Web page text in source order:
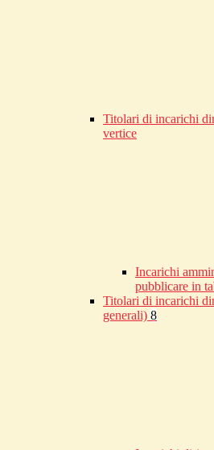
Titolari di incarichi
vertice
Incarichi
pubblicare in
Titolari di incarichi
generali) 8